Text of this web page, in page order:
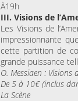
À19h
III. Visions de
Les Visions de
impressionnante
cette partition de
grande puissance
O. Messiaen : Visions
De 5 à 10€ (inclus
La Scène